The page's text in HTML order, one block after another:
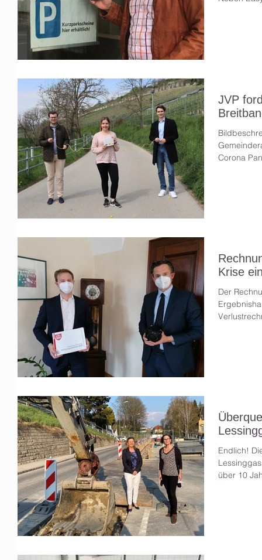
JVP
Corona
Krise
Der
Endlich!
über 10